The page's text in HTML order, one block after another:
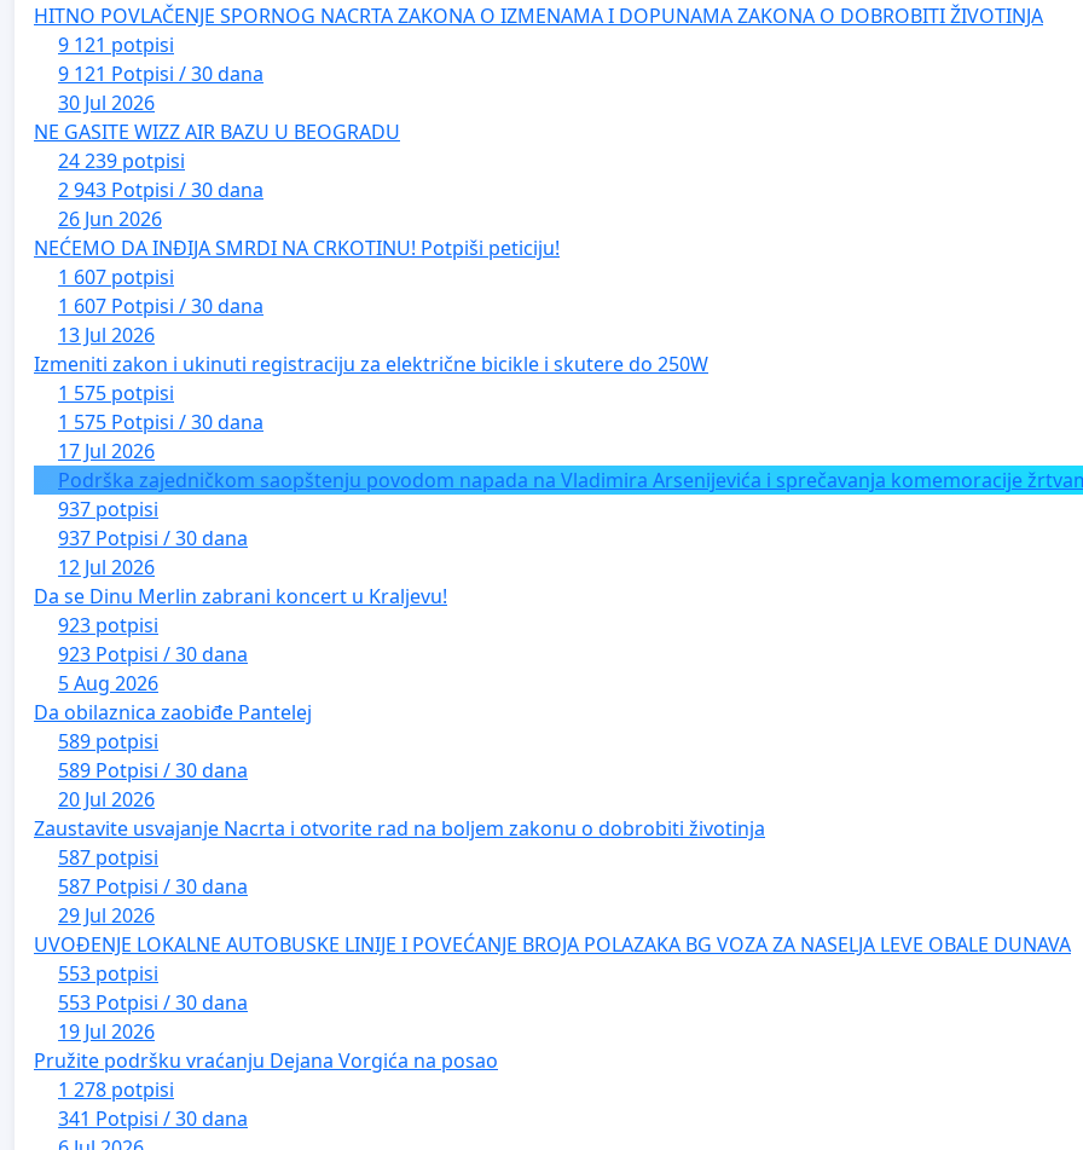
HITNO POVLAČENJE SPORNOG NACRTA ZAKONA O IZMENAMA I DOPUNAMA ZAKONA O DOBROBITI ŽIVOTINJA
9 121 potpisi
9 121 Potpisi / 30 dana
30 Jul 2026
NE GASITE WIZZ AIR BAZU U BEOGRADU
24 239 potpisi
2 943 Potpisi / 30 dana
26 Jun 2026
NEĆEMO DA INĐIJA SMRDI NA CRKOTINU! Potpiši peticiju!
1 607 potpisi
1 607 Potpisi / 30 dana
13 Jul 2026
Izmeniti zakon i ukinuti registraciju za električne bicikle i skutere do 250W
1 575 potpisi
1 575 Potpisi / 30 dana
17 Jul 2026
Podrška zajedničkom saopštenju povodom napada na Vladimira Arsenijevića i sprečavanja komemoracije
937 potpisi
937 Potpisi / 30 dana
12 Jul 2026
Da se Dinu Merlin zabrani koncert u Kraljevu!
923 potpisi
923 Potpisi / 30 dana
5 Aug 2026
Da obilaznica zaobiđe Pantelej
589 potpisi
589 Potpisi / 30 dana
20 Jul 2026
Zaustavite usvajanje Nacrta i otvorite rad na boljem zakonu o dobrobiti životinja
587 potpisi
587 Potpisi / 30 dana
29 Jul 2026
UVOĐENJE LOKALNE AUTOBUSKE LINIJE I POVEĆANJE BROJA POLAZAKA BG VOZA ZA NASELJA LEVE OBALE DUNAVA
553 potpisi
553 Potpisi / 30 dana
19 Jul 2026
Pružite podršku vraćanju Dejana Vorgića na posao
1 278 potpisi
341 Potpisi / 30 dana